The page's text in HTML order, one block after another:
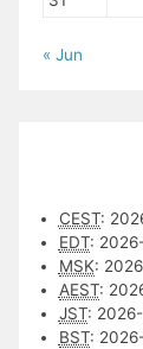
« Jun
CEST:
EDT:
MSK:
AEST:
JST:
BST: